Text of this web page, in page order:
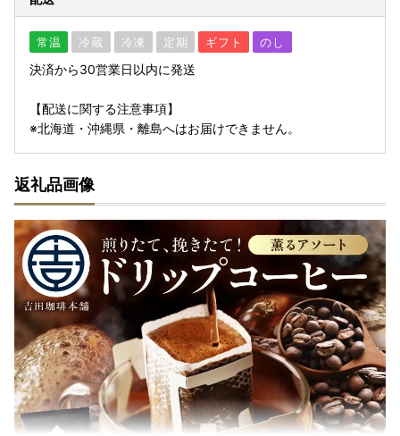
常温 冷蔵 冷凍 定期 ギフト のし
決済から30営業日以内に発送
【配送に関する注意事項】
※北海道・沖縄県・離島へはお届けできません。
返礼品画像